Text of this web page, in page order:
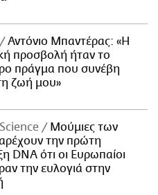
Αντόνιο Μπαντέρας: «Η
προσβολή ήταν το
πράγμα που συνέβη
ζωή μου»
Μούμιες των
την πρώτη
DNA ότι οι Ευρωπαίοι
την ευλογιά στην